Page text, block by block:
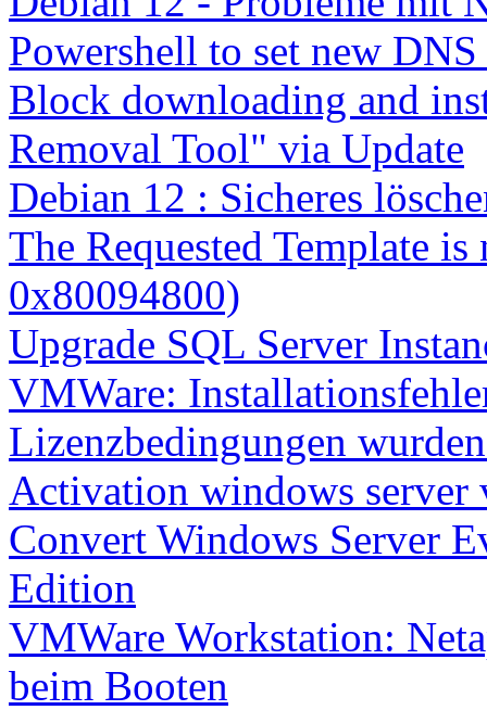
Powershell to set new
Block downloading and
Removal Tool" via Update
Debian 12 : Sicheres
The Requested Template
0x80094800)
Upgrade SQL Server
VMWare:
Lizenzbedingungen
Activation windows server
Convert Windows Server
Edition
VMWare Workstation:
beim Booten